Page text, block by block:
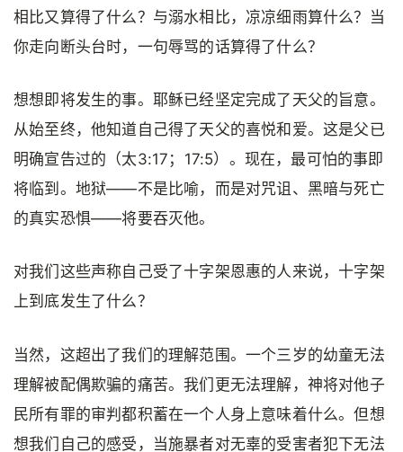
相比又算得了什么？与溺水相比，凉凉细雨算什么？当
你走向断头台时，一句辱骂的话算得了什么？
想想即将发生的事。耶稣已经坚定完成了天父的旨意。
从始至终，他知道自己得了天父的喜悦和爱。这是父已
明确宣告过的（太3:17；17:5）。现在，最可怕的事即
将临到。地狱——不是比喻，而是对咒诅、黑暗与死亡
的真实恐惧——将要吞灭他。
对我们这些声称自己受了十字架恩惠的人来说，十字架
上到底发生了什么？
当然，这超出了我们的理解范围。一个三岁的幼童无法
理解被配偶欺骗的痛苦。我们更无法理解，神将对他子
民所有罪的审判都积蓄在一个人身上意味着什么。但想
想我们自己的感受，当施暴者对无辜的受害者犯下无法